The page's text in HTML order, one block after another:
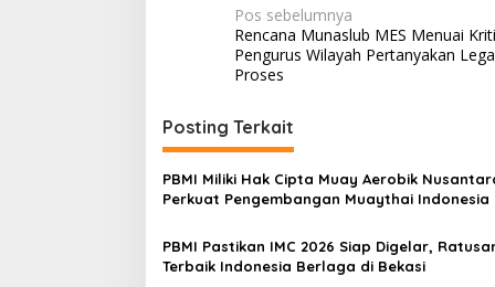
N
a
v
i
g
a
s
i
p
Pos sebelumnya
Rencana Munaslub MES Menuai
Pengurus Wilayah Pertanyakan
Proses
Posting Terkait
PBMI Miliki Hak Cipta Muay Aerobik
Perkuat Pengembangan Muaythai Indonesia
PBMI Pastikan IMC 2026 Siap Digelar,
Terbaik Indonesia Berlaga di Bekasi